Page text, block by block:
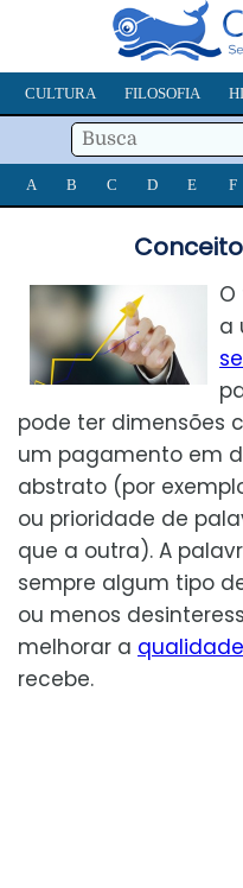
CULTURA FILOSOFIA
A B C D E F
a
pode ter dimensões
um pagamento em
abstrato (por
ou prioridade de
que a outra). A
sempre algum tipo
ou menos
melhorar a qualidade
recebe.